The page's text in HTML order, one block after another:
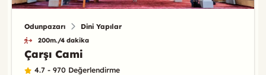
Odunpazarı Dini Yapılar
200m./4 dakika
Çarşı Cami
4.7 - 970 Değerlendirme